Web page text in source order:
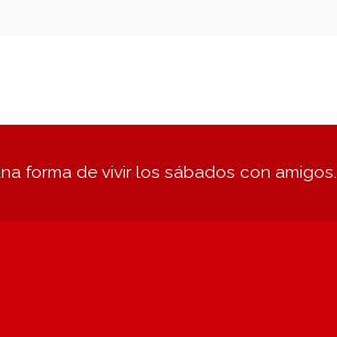
forma de vivir los sábados con amigos.